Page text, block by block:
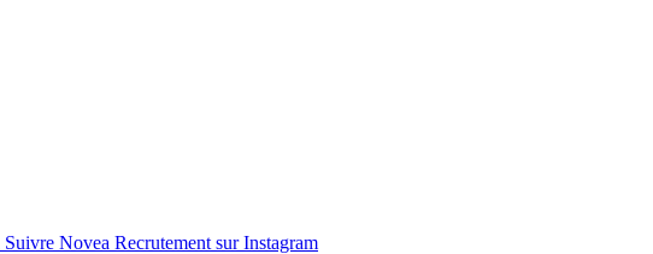
Suivre Novea Recrutement sur Instagram